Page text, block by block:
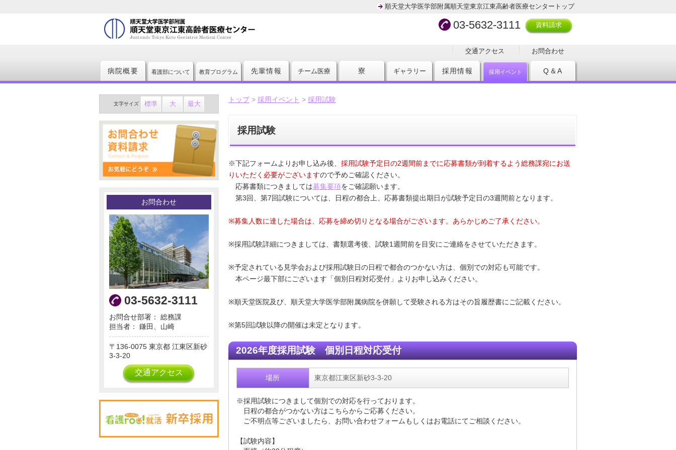
順天堂大学医学部附属順天堂東京江東高齢者医療センタートップ
03-5632-3111 資料請求
交通アクセス お問合わせ
病院概要 看護部について 教育プログラム 先輩情報 チーム医療 寮 ギャラリー 採用情報 採用イベント Q＆A
トップ > 採用イベント > 採用試験
採用試験
※下記フォームよりお申し込み後、 採用試験予定日の2週間前までに応募書類が到着するよう総務課宛にお送
りいただく必要がございますので予めご確認ください。
応募書類につきましては募集要項をご確認願います。
第3回、第7回試験については、日程の都合上、応募書類提出期日が試験予定日の3週間前となります。
※募集人数に達した場合は、応募を締め切りとなる場合がございます。あらかじめご了承ください。
※採用試験詳細につきましては、書類選考後、試験1週間前を目安にご連絡をさせていただきます。
※予定されている見学会および採用試験日の日程で都合のつかない方は、個別での対応も可能です。
本ページ最下部にございます「個別日程対応受付」よりお申し込みください。
※順天堂医院及び、順天堂大学医学部附属病院を併願して受験される方はその旨履歴書にご記載ください。
※第5回試験以降の開催は未定となります。
2026年度採用試験 個別日程対応受付
場所 東京都江東区新砂3-3-20
※採用試験につきまして個別での対応を行っております。
日程の都合がつかない方はこちらからご応募ください。
ご不明点等ございましたら、お問い合わせフォームもしくはお電話にてご相談ください。
【試験内容】
文字サイズ 標準 大 最大
お問合わせ
03-5632-3111
お問合せ部署： 総務課
担当者： 鎌田、山崎
136-0075 東京都 江東区新砂
3-3-20
交通アクセス